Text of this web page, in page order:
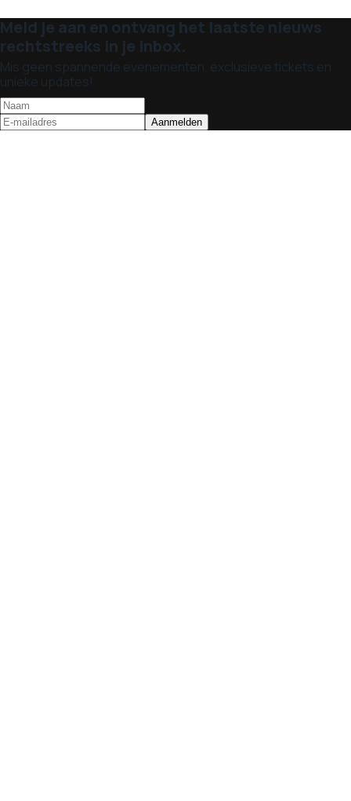
Meld je aan en ontvang het laatste nieuws
rechtstreeks in je inbox.
Mis geen spannende evenementen, exclusieve tickets en
unieke updates!